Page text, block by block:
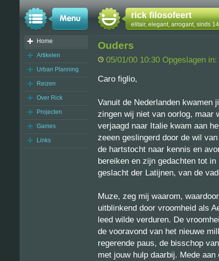
rick filosofeert
elitair, elegant, arrogant, sinds
Home
Artikelen
Urban Planning
Reizen
Over Rick
Projecten
Games
Links
Ouders
05/01/00 10:30 Opgeslagen in:
Caro figlio,
Vanuit de Nederlanden kwamen
zingen wij niet van oorlog, maar
verjaagd naar Italie kwam aan
zeeen geslingerd door de wil
de hartstocht naar kennis en
bereiken en zijn gedachten tot
geslacht der Latijnen, van de
Muze, zeg mij waarom,
uitblinkend door vroomheid als
leed wilde verduren. De
de vooravond van het nieuwe
regerende paus, de bisschop
met jouw hulp daarbij. Mede